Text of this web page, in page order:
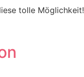
tolle Möglichkeit!